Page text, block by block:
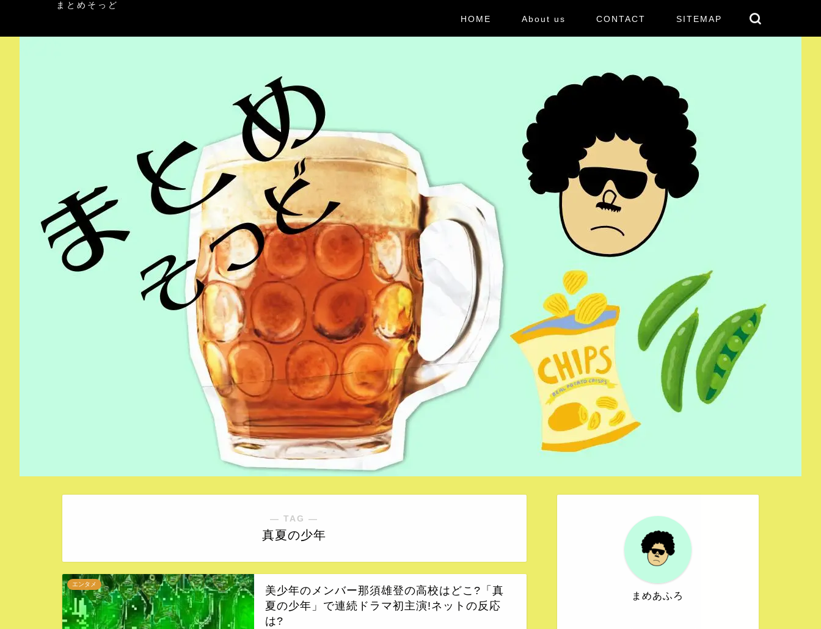
まとめそっど
HOME About us CONTACT SITEMAP
― TAG ―
真夏の少年
エンタメ
美少年のメンバー那須雄登の高校はどこ?「真
夏の少年」で連続ドラマ初主演!ネットの反応
は?
まめあふろ